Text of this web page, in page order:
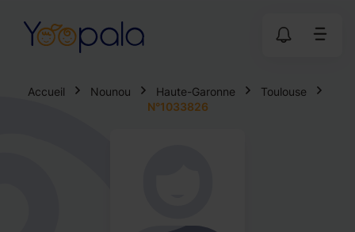
Accueil Nounou Haute-Garonne
Toulouse
N°1033826